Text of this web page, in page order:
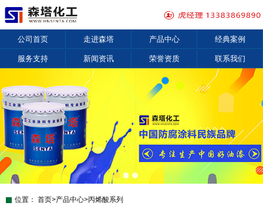
公司首页 走进森塔 产品中心 经典案例
服务支持 新闻资讯 荣誉资质 联系我们
位置： 首页>产品中心>丙烯酸系列